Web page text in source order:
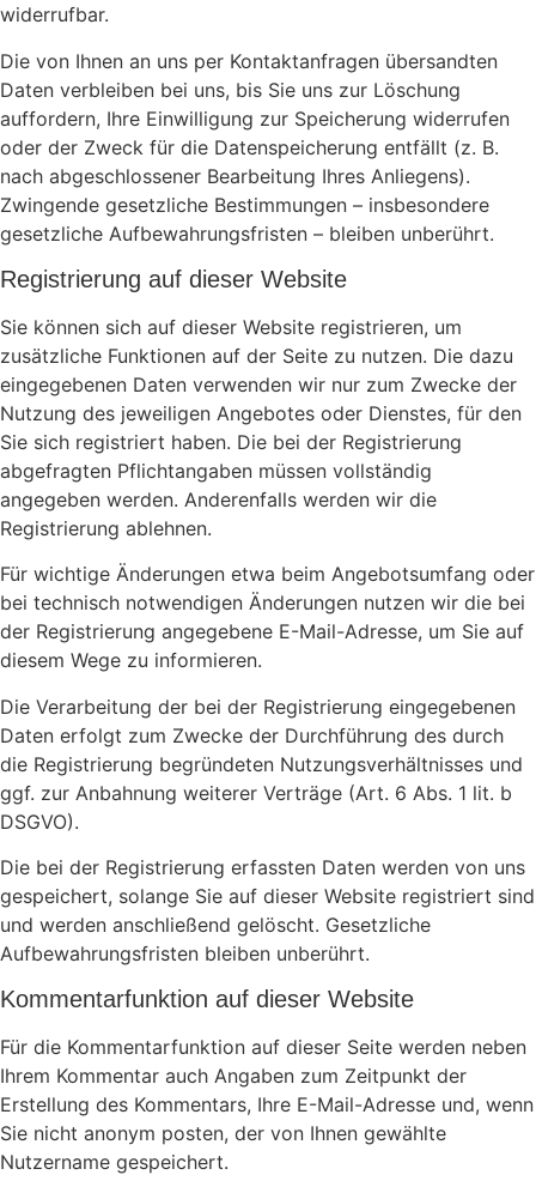
widerrufbar.
Die von Ihnen an uns per Kontaktanfragen übersandten
Daten verbleiben bei uns, bis Sie uns zur Löschung
auffordern, Ihre Einwilligung zur Speicherung widerrufen
oder der Zweck für die Datenspeicherung entfällt (z. B.
nach abgeschlossener Bearbeitung Ihres Anliegens).
Zwingende gesetzliche Bestimmungen – insbesondere
gesetzliche Aufbewahrungsfristen – bleiben unberührt.
Registrierung auf dieser Website
Sie können sich auf dieser Website registrieren, um
zusätzliche Funktionen auf der Seite zu nutzen. Die dazu
eingegebenen Daten verwenden wir nur zum Zwecke der
Nutzung des jeweiligen Angebotes oder Dienstes, für den
Sie sich registriert haben. Die bei der Registrierung
abgefragten Pflichtangaben müssen vollständig
angegeben werden. Anderenfalls werden wir die
Registrierung ablehnen.
Für wichtige Änderungen etwa beim Angebotsumfang oder
bei technisch notwendigen Änderungen nutzen wir die bei
der Registrierung angegebene E-Mail-Adresse, um Sie auf
diesem Wege zu informieren.
Die Verarbeitung der bei der Registrierung eingegebenen
Daten erfolgt zum Zwecke der Durchführung des durch
die Registrierung begründeten Nutzungsverhältnisses und
ggf. zur Anbahnung weiterer Verträge (Art. 6 Abs. 1 lit. b
DSGVO).
Die bei der Registrierung erfassten Daten werden von uns
gespeichert, solange Sie auf dieser Website registriert sind
und werden anschließend gelöscht. Gesetzliche
Aufbewahrungsfristen bleiben unberührt.
Kommentar­funktion auf dieser Website
Für die Kommentarfunktion auf dieser Seite werden neben
Ihrem Kommentar auch Angaben zum Zeitpunkt der
Erstellung des Kommentars, Ihre E-Mail-Adresse und, wenn
Sie nicht anonym posten, der von Ihnen gewählte
Nutzername gespeichert.